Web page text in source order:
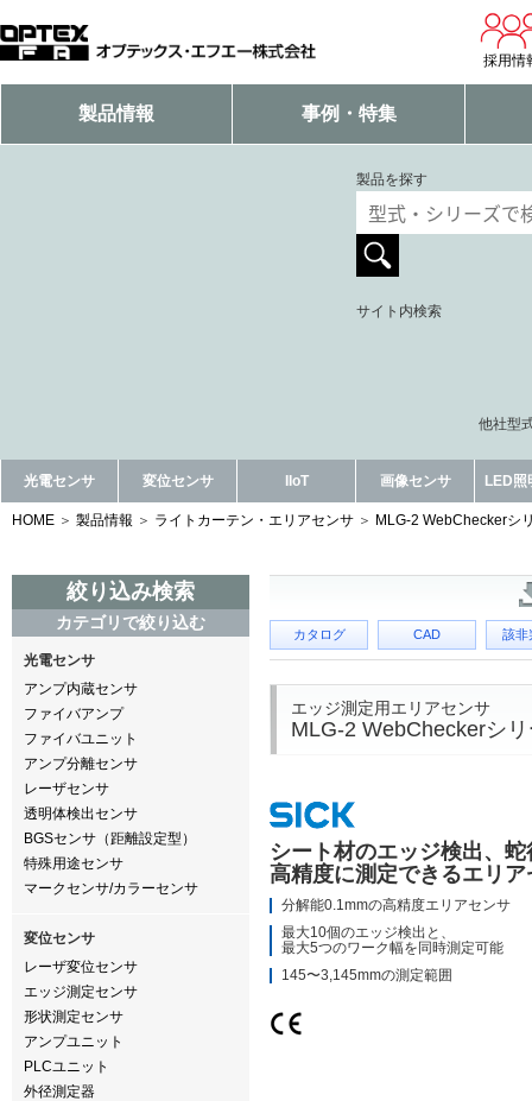
採用情
製品情報 事例・特集
製品を探す
サイト内検索
他社型
光電センサ 変位センサ IIoT 画像センサ LED照
HOME 製品情報 ライトカーテン・エリアセンサ MLG-2 WebCheckerシ
絞り込み検索
カテゴリで絞り込む
光電センサ
アンプ内蔵センサ
ファイバアンプ
ファイバユニット
アンプ分離センサ
レーザセンサ
透明体検出センサ
BGSセンサ（距離設定型）
特殊用途センサ
マークセンサ/カラーセンサ
変位センサ
レーザ変位センサ
エッジ測定センサ
形状測定センサ
アンプユニット
PLCユニット
外径測定器
カタログ CAD 該非
エッジ測定用エリアセンサ
MLG-2 WebCheckerシ
シート材のエッジ検出、蛇
高精度に測定できるエリア
分解能0.1mmの高精度エリアセンサ
最大10個のエッジ検出と、
最大5つのワーク幅を同時測定可能
145〜3,145mmの測定範囲